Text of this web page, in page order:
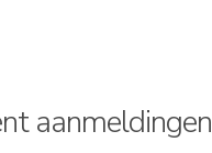
aanmeldingen